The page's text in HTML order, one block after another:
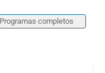
Programas completos